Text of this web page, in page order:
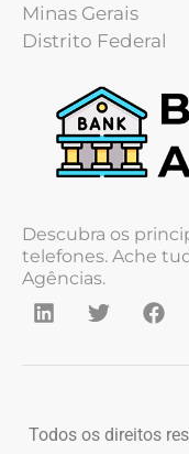
Minas Gerais
Distrito Federal
Descubra os
telefones. Ache
Agências.
Todos os direitos